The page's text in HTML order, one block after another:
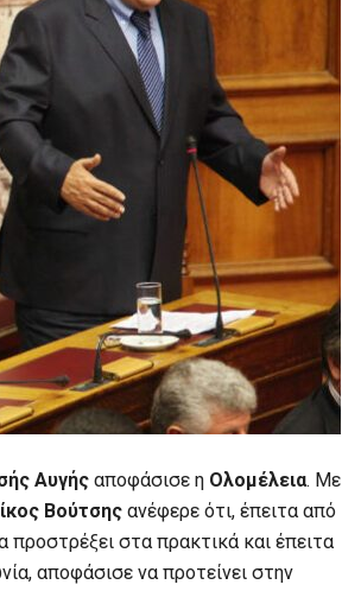
Αυγής αποφάσισε η Ολομέλεια. Με
Βούτσης ανέφερε ότι, έπειτα από
προστρέξει στα πρακτικά και έπειτα
αποφάσισε να προτείνει στην